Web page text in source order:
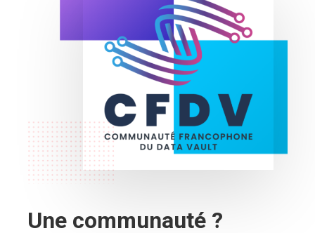
Une communauté ?